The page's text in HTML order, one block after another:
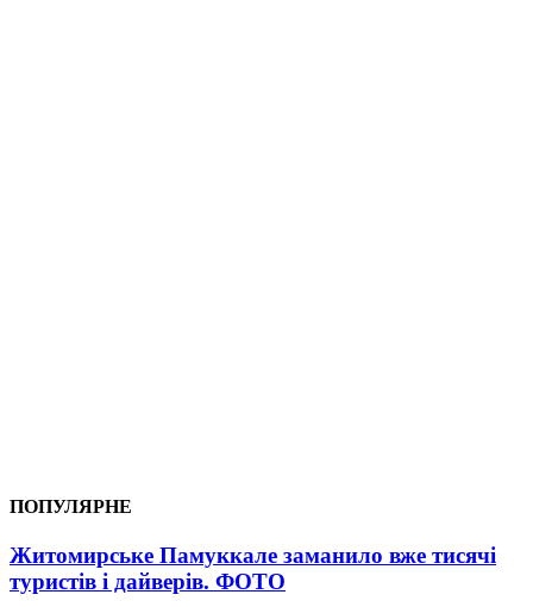
ПОПУЛЯРНЕ
Житомирське Памуккале заманило вже тисячі
туристів і дайверів. ФОТО